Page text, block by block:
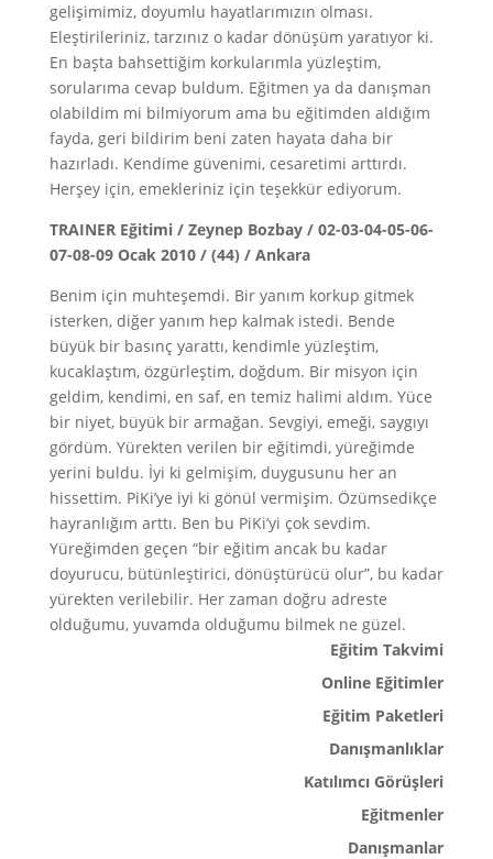
gelişimimiz, doyumlu hayatlarımızın olması.
Eleştirileriniz, tarzınız o kadar dönüşüm yaratıyor ki.
En başta bahsettiğim korkularımla yüzleştim,
sorularıma cevap buldum. Eğitmen ya da danışman
olabildim mi bilmiyorum ama bu eğitimden aldığım
fayda, geri bildirim beni zaten hayata daha bir
hazırladı. Kendime güvenimi, cesaretimi arttırdı.
Herşey için, emekleriniz için teşekkür ediyorum.
TRAINER Eğitimi / Zeynep Bozbay / 02-03-04-05-06-
07-08-09 Ocak 2010 / (44) / Ankara
Benim için muhteşemdi. Bir yanım korkup gitmek
isterken, diğer yanım hep kalmak istedi. Bende
büyük bir basınç yarattı, kendimle yüzleştim,
kucaklaştım, özgürleştim, doğdum. Bir misyon için
geldim, kendimi, en saf, en temiz halimi aldım. Yüce
bir niyet, büyük bir armağan. Sevgiyi, emeği, saygıyı
gördüm. Yürekten verilen bir eğitimdi, yüreğimde
yerini buldu. İyi ki gelmişim, duygusunu her an
hissettim. PiKi’ye iyi ki gönül vermişim. Özümsedikçe
hayranlığım arttı. Ben bu PiKi’yi çok sevdim.
Yüreğimden geçen “bir eğitim ancak bu kadar
doyurucu, bütünleştirici, dönüştürücü olur”, bu kadar
yürekten verilebilir. Her zaman doğru adreste
olduğumu, yuvamda olduğumu bilmek ne güzel.
Eğitim Takvimi
Online Eğitimler
Eğitim Paketleri
Danışmanlıklar
Katılımcı Görüşleri
Eğitmenler
Danışmanlar